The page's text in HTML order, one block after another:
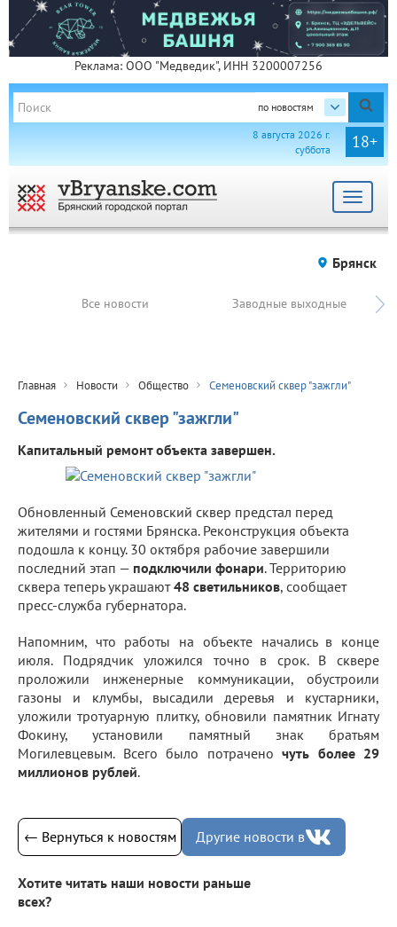
Реклама: ООО "Медведик", ИНН 3200007256
по новостям
18+
8 августа 2026 г.
суббота
Toggle
Брянск
Все новости Заводные выходные
Главная Новости Общество Семеновский сквер "зажгли"
Семеновский сквер "зажгли"
Капитальный ремонт объекта завершен.
Обновленный Семеновский сквер предстал перед
жителями и гостями Брянска. Реконструкция объекта
подошла к концу. 30 октября рабочие завершили
последний этап — подключили фонари. Территорию
сквера теперь украшают48 светильников, сообщает
пресс-служба губернатора.
Напомним, что работы на объекте начались в конце
июля. Подрядчик уложился точно в срок. В сквере
проложили инженерные коммуникации, обустроили
газоны и клумбы, высадили деревья и кустарники,
уложили тротуарную плитку, обновили памятник Игнату
Фокину, установили памятный знак братьям
Могилевцевым. Всего было потрачено чуть более 29
миллионов рублей.
← Вернуться к новостям Другие новости в
Хотите читать наши новости раньше
всех?